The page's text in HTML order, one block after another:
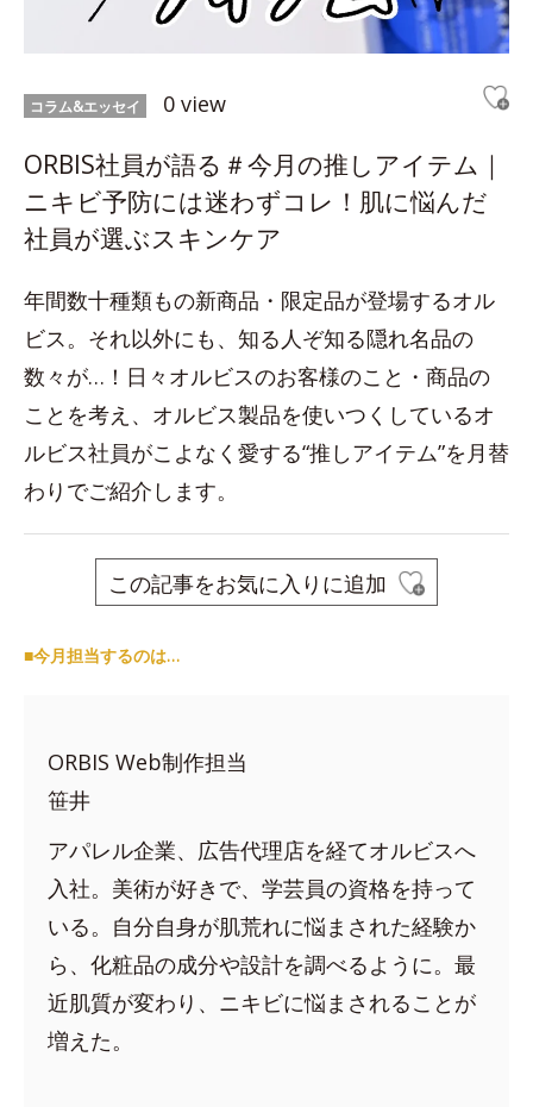
コラム&エッセイ 0 view
ORBIS社員が語る＃今月の推しアイテム｜
ニキビ予防には迷わずコレ！肌に悩んだ
社員が選ぶスキンケア
年間数十種類もの新商品・限定品が登場するオル
ビス。それ以外にも、知る人ぞ知る隠れ名品の
数々が…！日々オルビスのお客様のこと・商品の
ことを考え、オルビス製品を使いつくしているオ
ルビス社員がこよなく愛する“推しアイテム”を月替
わりでご紹介します。
この記事をお気に入りに追加
■今月担当するのは…
ORBIS Web制作担当
笹井
アパレル企業、広告代理店を経てオルビスへ
入社。美術が好きで、学芸員の資格を持って
いる。自分自身が肌荒れに悩まされた経験か
ら、化粧品の成分や設計を調べるように。最
近肌質が変わり、ニキビに悩まされることが
増えた。